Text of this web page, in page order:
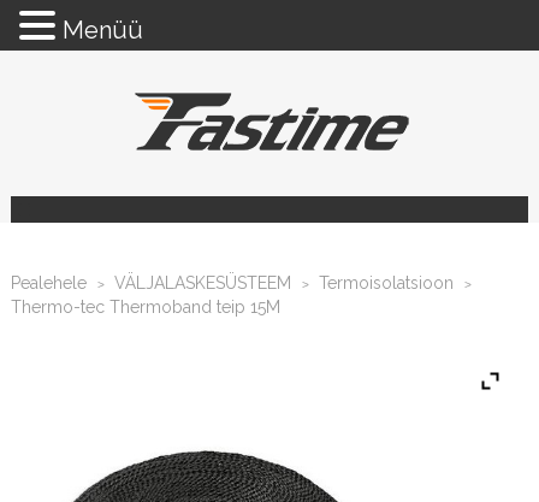
Pealehele > VÄLJALASKESÜSTEEM > Termoisolatsioon >
Thermo-tec Thermoband teip 15M
Menüü